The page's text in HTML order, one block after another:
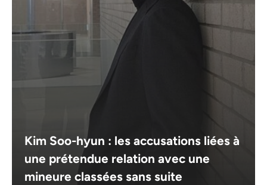
Kim Soo-hyun : les accusations liées à
une prétendue relation avec une
mineure classées sans suite